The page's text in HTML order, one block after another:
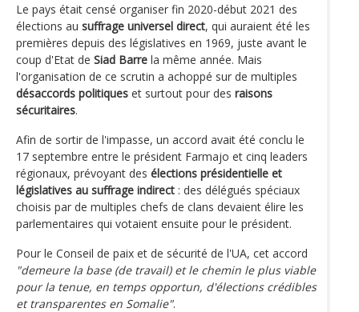
Le pays était censé organiser fin 2020-début 2021 des
élections au suffrage universel direct, qui auraient été les
premières depuis des législatives en 1969, juste avant le
coup d'Etat de Siad Barre la même année. Mais
l'organisation de ce scrutin a achoppé sur de multiples
désaccords politiques et surtout pour des raisons
sécuritaires.
Afin de sortir de l'impasse, un accord avait été conclu le
17 septembre entre le président Farmajo et cinq leaders
régionaux, prévoyant des élections présidentielle et
législatives au suffrage indirect : des délégués spéciaux
choisis par de multiples chefs de clans devaient élire les
parlementaires qui votaient ensuite pour le président.
Pour le Conseil de paix et de sécurité de l'UA, cet accord
"demeure la base (de travail) et le chemin le plus viable
pour la tenue, en temps opportun, d'élections crédibles
et transparentes en Somalie".